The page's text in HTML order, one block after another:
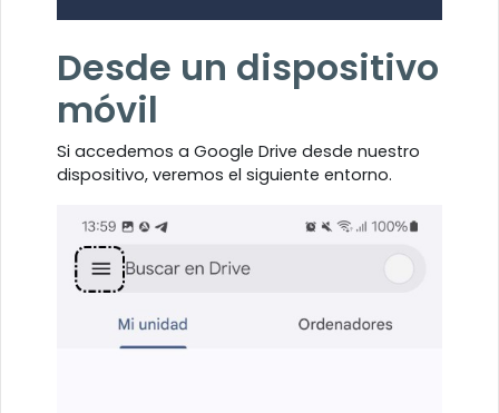
Desde un dispositivo
móvil
Si accedemos a Google Drive desde nuestro
dispositivo, veremos el siguiente entorno.